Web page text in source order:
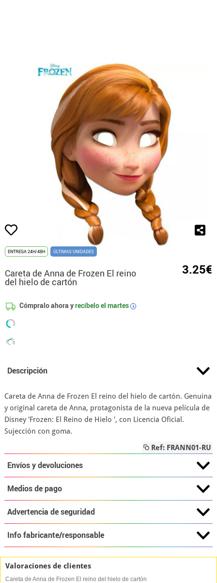
ENTREGA 24H/48H ÚLTIMAS UNIDADES
Careta de Anna de Frozen El reino
del hielo de cartón
3.25€
Cómpralo ahora yrecíbelo el martes i
Descripción
Careta de Anna de Frozen El reino del hielo de cartón. Genuina
y original careta de Anna, protagonista de la nueva película de
Disney 'Frozen: El Reino de Hielo ', con Licencia Oficial.
Sujección con goma.
Ref: FRANN01-RU
Envíos y devoluciones
Medios de pago
Advertencia de seguridad
Info fabricante/responsable
Valoraciones de clientes
Careta de Anna de Frozen El reino del hielo de cartón